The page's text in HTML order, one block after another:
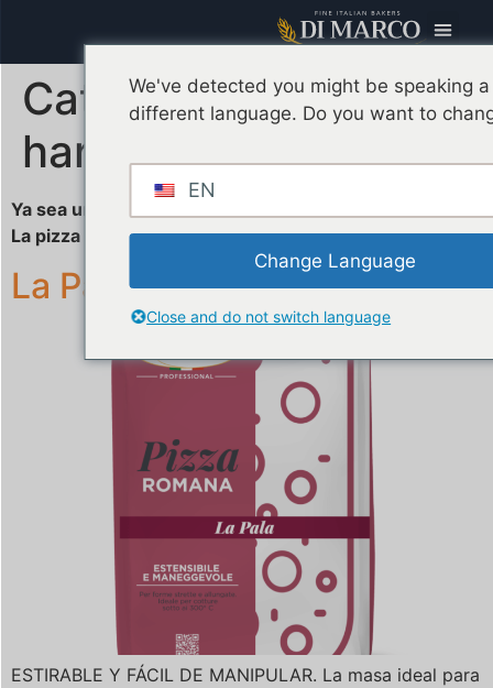
Categoria Farina:Las
harinas para Pizza
Ya sea una sartén, una pala o una ronda,
La pizza romana nunca decepciona.
La Pala
ESTIRABLE Y FÁCIL DE MANIPULAR. La masa ideal para
We've detected you might be speaking a
different language. Do you want to
EN
Change Language
Close and do not switch language